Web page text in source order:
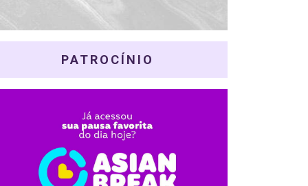
PATROCÍNIO